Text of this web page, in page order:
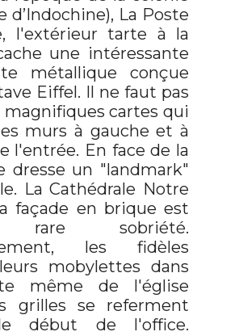
d’Indochine), La Poste
l'extérieur tarte à la
une intéressante
métallique conçue
Eiffel. Il ne faut pas
magnifiques cartes qui
murs à gauche et à
l'entrée. En face de la
dresse un "landmark"
La Cathédrale Notre
façade en brique est
rare sobriété.
les fidèles
mobylettes dans
même de l'église
grilles se referment
début de l'office.